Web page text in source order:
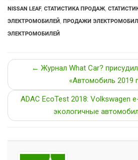
NISSAN LEAF, СТАТИСТИКА ПРОДАЖ,
ЭЛЕКТРОМОБИЛЕЙ, ПРОДАЖИ
ЭЛЕКТРОМОБИЛЕЙ
← Журнал What Car?
«Автомобиль 2019
ADAC EcoTest 2018: Volkswagen
экологичные